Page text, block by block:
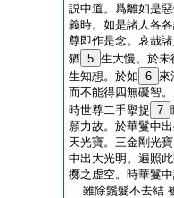
説中道。爲離如是
義時。如是諸人各
尊即作是念。哀哉
猶 5 生大慢。於未
生知想。於如 6 來
而不能得四無礙智
時世尊二手擧捉 7
願力故。於華鬘中
天光寶。三金剛光
中出大光明。遍照
擲之虚空。時華鬘
雖除鬚髮不去結